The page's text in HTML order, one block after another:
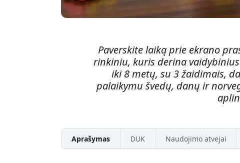
Paverskite laiką prie ekrano
rinkiniu, kuris derina
iki 8 metų, su 3 žaidimais,
palaikymu švedų, danų ir
Aprašymas DUK Naudojimo atvejai